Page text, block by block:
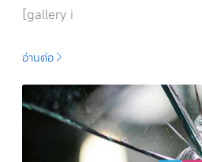
[gallery i
อ่านต่อ